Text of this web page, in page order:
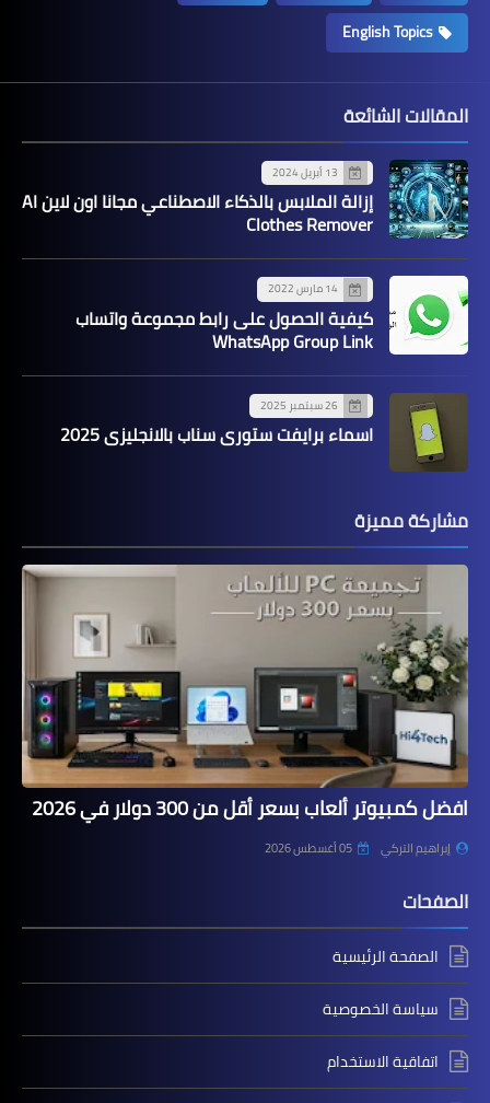
English Topics
المقالات الشائعة
13 أبريل 2024
إزالة الملابس بالذكاء الاصطناعي مجانا اون لاين AI
Clothes Remover
14 مارس 2022
كيفية الحصول على رابط مجموعة واتساب
WhatsApp Group Link
26 سبتمبر 2025
اسماء برايفت ستوري سناب بالانجليزي 2025
مشاركة مميزة
افضل كمبيوتر ألعاب بسعر أقل من 300 دولار في 2026
إبراهيم التركي 05 أغسطس 2026
الصفحات
الصفحة الرئيسية
سياسة الخصوصية
اتفاقية الاستخدام